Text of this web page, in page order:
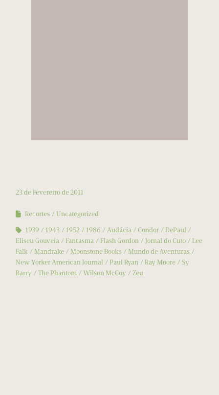
23 de Fevereiro de 2011
Recortes
Uncategorized
1939
1943 1952 1986 Audácia Condor
DePaul
Eliseu Gouveia
Fantasma Flash Gordon Jornal do Cuto
Lee
Falk
Mandrake Moonstone Books
Mundo de Aventuras
New Yorker American Journal
Paul Ryan Ray Moore
Sy
Barry
The Phantom Wilson McCoy Zeu